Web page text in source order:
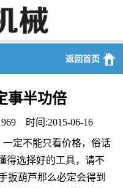
返回首页
事半功倍
时间:2015-06-16
定不能只看价格，俗话
得选择好的工具，请不
扳葫芦那么必定会得到